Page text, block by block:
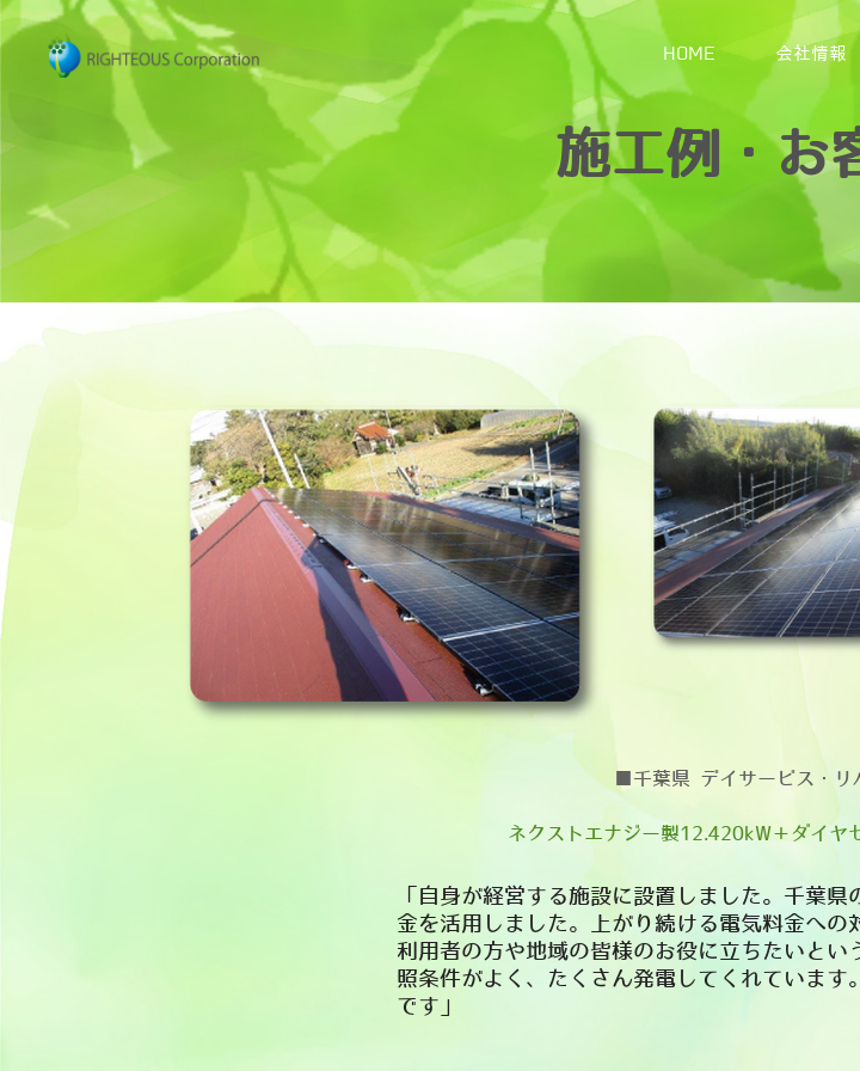
HOME 会社情報
施工例・お
■千葉県 デイサービス・リ
ネクストエナジー製12.420kW＋ダイヤ
「自身が経営する施設に設置しました。千葉県
金を活用しました。上がり続ける電気料金への
利用者の方や地域の皆様のお役に立ちたいとい
照条件がよく、たくさん発電してくれています
です」